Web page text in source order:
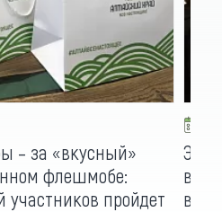
– за «вкусный»
флешмобе:
участников пройдет